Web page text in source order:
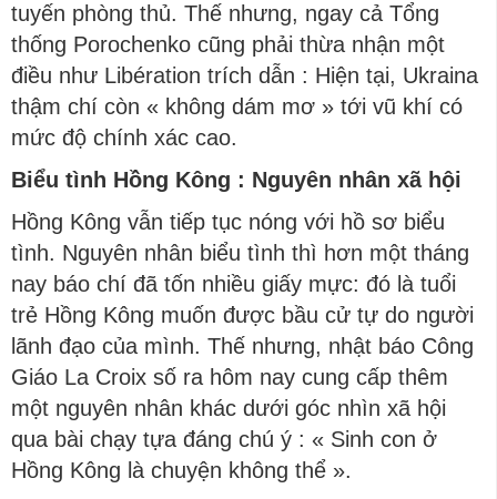
tuyến phòng thủ. Thế nhưng, ngay cả Tổng
thống Porochenko cũng phải thừa nhận một
điều như Libération trích dẫn : Hiện tại, Ukraina
thậm chí còn « không dám mơ » tới vũ khí có
mức độ chính xác cao.
Biểu tình Hồng Kông : Nguyên nhân xã hội
Hồng Kông vẫn tiếp tục nóng với hồ sơ biểu
tình. Nguyên nhân biểu tình thì hơn một tháng
nay báo chí đã tốn nhiều giấy mực: đó là tuổi
trẻ Hồng Kông muốn được bầu cử tự do người
lãnh đạo của mình. Thế nhưng, nhật báo Công
Giáo La Croix số ra hôm nay cung cấp thêm
một nguyên nhân khác dưới góc nhìn xã hội
qua bài chạy tựa đáng chú ý : « Sinh con ở
Hồng Kông là chuyện không thể ».